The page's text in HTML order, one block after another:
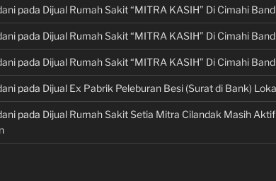
pada Dijual Rumah Sakit “MITRA KASIH” Di Cimahi
pada Dijual Rumah Sakit “MITRA KASIH” Di Cimahi
pada Dijual Rumah Sakit “MITRA KASIH” Di Cimahi
pada Dijual Ex Pabrik Peleburan Besi (Surat di Bank)
pada Dijual Rumah Sakit Setia Mitra Cilandak Masih